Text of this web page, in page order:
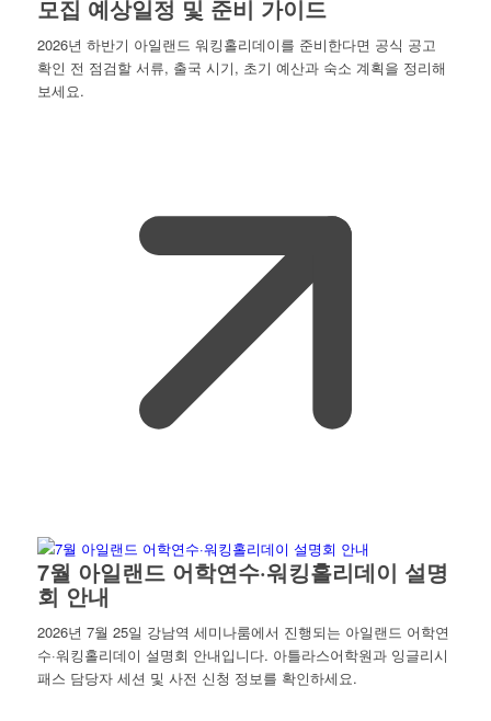
모집 예상일정 및 준비 가이드
2026년 하반기 아일랜드 워킹홀리데이를 준비한다면 공식 공고
확인 전 점검할 서류, 출국 시기, 초기 예산과 숙소 계획을 정리해
보세요.
7월 아일랜드 어학연수·워킹홀리데이 설명
회 안내
2026년 7월 25일 강남역 세미나룸에서 진행되는 아일랜드 어학연
수·워킹홀리데이 설명회 안내입니다. 아틀라스어학원과 잉글리시
패스 담당자 세션 및 사전 신청 정보를 확인하세요.